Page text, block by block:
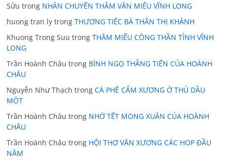
Sửu trong NHÂN CHUYẾN THĂM VĂN MIẾU VĨNH LONG
huong tran ly trongTHƯƠNG TIẾC BÀ THÂN THỊ KHÁNH
Khuong Trong Suu trongTHĂM MIẾU CÔNG THẦN TỈNH VĨNH
LONG
Trần Hoành Châu trong BÍNH NGỌ THẲNG TIẾN CỦA HOÀNH
CHÂU
Nguyễn Như Thạch trongCÀ PHÊ CẨM XƯƠNG Ở THỦ DẦU
MỘT
Trần Hoành Châu trong NHỚ TẾT MONG XUÂN CỦA HOÀNH
CHÂU
Trần Hoành Châu trong HỘI THƠ VĂN XƯƠNG CÁC HOP ĐẦU
NĂM